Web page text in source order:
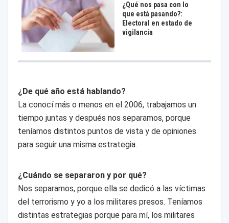
¿Qué nos pasa con lo
que está pasando?:
Electoral en estado de
vigilancia
¿De qué año está hablando?
La conocí más o menos en el 2006, trabajamos un
tiempo juntas y después nos separamos, porque
teníamos distintos puntos de vista y de opiniones
para seguir una misma estrategia.
¿Cuándo se separaron y por qué?
Nos separamos, porque ella se dedicó a las víctimas
del terrorismo y yo a los militares presos. Teníamos
distintas estrategias porque para mí, los militares